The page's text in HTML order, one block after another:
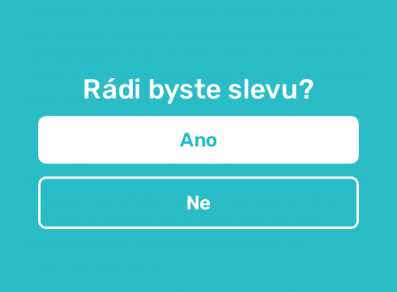
zelený, bílý, černý, oolong nebo pu-erh čaj, záleží na
jejich zpracování.
Listy čajovníku
sklizni fermentovány a následně ponechány odležet
ve vlhkém prostředí. Čím déle čaj "stárne", tím je
cennější. V průběhu let se také zlepšuje chuť a
Rádi byste slevu?
Ano
Ne